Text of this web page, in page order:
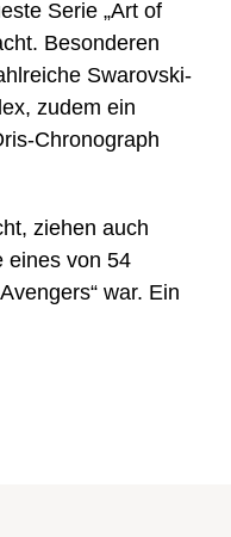
Serie „Art of
Besonderen
Swarovski-
zudem ein
Chronograph
ziehen auch
eines von 54
war. Ein